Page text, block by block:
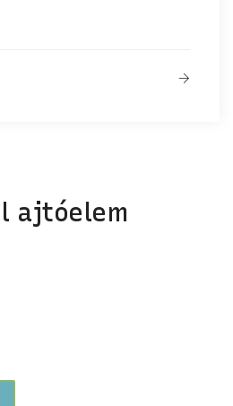
ajtóelem